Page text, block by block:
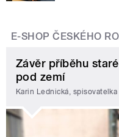
E-SHOP ČESKÉHO
Závěr příběhu
pod zemí
Karin Lednická, spisovatelka